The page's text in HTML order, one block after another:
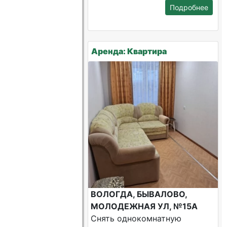
Подробнее
Аренда: Квартира
ВОЛОГДА, БЫВАЛОВО,
МОЛОДЕЖНАЯ УЛ, №15А
Снять однокомнатную